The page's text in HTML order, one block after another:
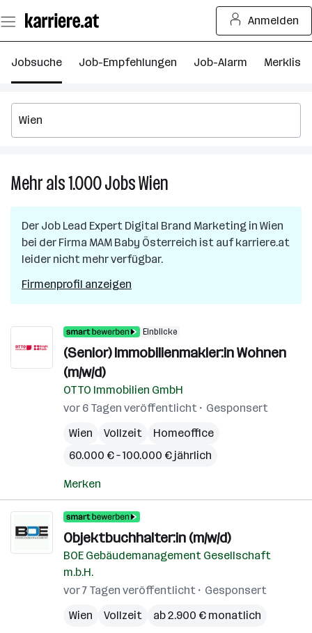
Seiteninhalt
springen
Anmelden
Jobsuche Job-Empfehlungen Job-Alarm Merkliste
Mehr als 1.000JobsWien
Jobs
in
Der Job Lead Expert Digital Brand Marketing in Wien
bei der Firma MAM Baby Österreich ist auf karriere.at
leider nicht mehr verfügbar.
Firmenprofil anzeigen
Einblicke
(Senior) Immobilienmakler:in Wohnen
(m/w/d)
OTTO Immobilien GmbH
vor 6 Tagen veröffentlicht
Gesponsert
Wien
Vollzeit
Homeoffice
60.000 € – 100.000 € jährlich
Merken
Objektbuchhalter:in (m/w/d)
BOE Gebäudemanagement Gesellschaft
m.b.H.
vor 7 Tagen veröffentlicht
Gesponsert
Wien
Vollzeit ab 2.900 € monatlich